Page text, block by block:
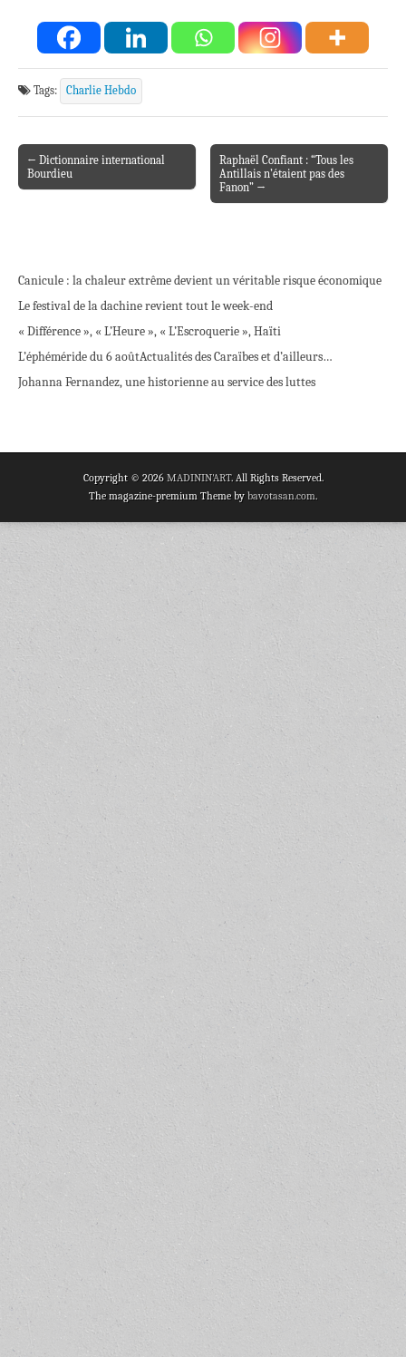
Tags: Charlie Hebdo
Post navigation
← Dictionnaire international
Bourdieu
Raphaël Confiant : “Tous les
Antillais n’étaient pas des
Fanon” →
Canicule : la chaleur extrême devient un véritable risque économique
Le festival de la dachine revient tout le week-end
« Différence », « L’Heure », « L’Escroquerie », Haïti
L’éphéméride du 6 aoûtActualités des Caraïbes et d’ailleurs…
Johanna Fernandez, une historienne au service des luttes
Copyright © 2026 MADININ'ART. All Rights Reserved.
The magazine-premium Theme by bavotasan.com.